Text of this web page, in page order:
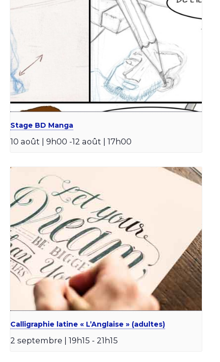
Stage BD Manga
10 août | 9h00 -12 août | 17h00
Calligraphie latine « L’Anglaise » (adultes)
2 septembre | 19h15 - 21h15